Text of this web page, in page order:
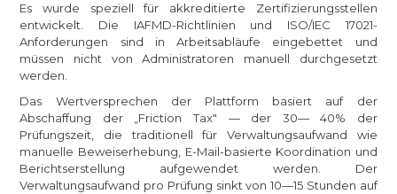
Es wurde speziell für akkreditierte Zertifizierungsstellen
entwickelt. Die IAFMD-Richtlinien und ISO/IEC 17021-
Anforderungen sind in Arbeitsabläufe eingebettet und
müssen nicht von Administratoren manuell durchgesetzt
werden.
Das Wertversprechen der Plattform basiert auf der
Abschaffung der „Friction Tax" — der 30— 40% der
Prüfungszeit, die traditionell für Verwaltungsaufwand wie
manuelle Beweiserhebung, E-Mail-basierte Koordination und
Berichtserstellung aufgewendet werden. Der
Verwaltungsaufwand pro Prüfung sinkt von 10—15 Stunden auf